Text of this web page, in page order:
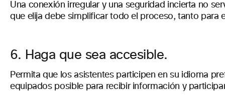
Una conexión irregular y una seguridad incierta no
que elija debe simplificar todo el proceso, tanto para
6. Haga que sea accesible.
Permita que los asistentes participen en su idioma
equipados posible para recibir información y